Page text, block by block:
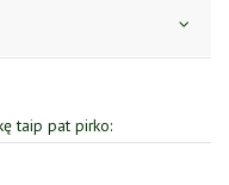
taip pat pirko: